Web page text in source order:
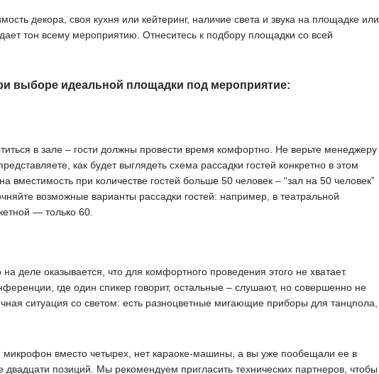
декора, своя кухня или кейтеринг, наличие света и звука на площадке или
тон всему мероприятию. Отнеситесь к подбору площадки со всей
выборе идеальной площадки под мероприятие:
в зале – гости должны провести время комфортно. Не верьте менеджеру
как будет выглядеть схема рассадки гостей конкретно в этом
при количестве гостей больше 50 человек – “зал на 50 человек”
возможные варианты рассадки гостей: например, в театральной
— только 60.
деле оказывается, что для комфортного проведения этого не хватает.
где один спикер говорит, остальные – слушают, но совершенно не
ситуация со светом: есть разноцветные мигающие приборы для танцпола,
вместо четырех, нет караоке-машины, а вы уже пообещали ее в
позиций. Мы рекомендуем пригласить технических партнеров, чтобы